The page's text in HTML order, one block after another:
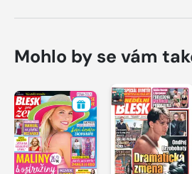
Mohlo by se vám